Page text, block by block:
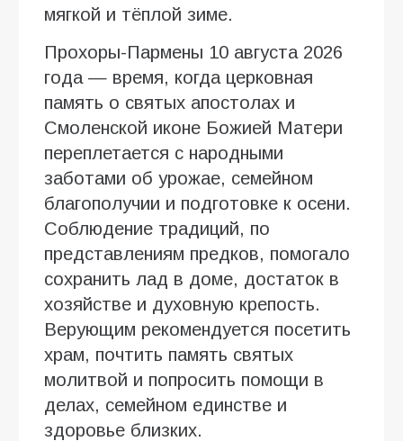
мягкой и тёплой зиме.
Прохоры-Пармены 10 августа 2026
года — время, когда церковная
память о святых апостолах и
Смоленской иконе Божией Матери
переплетается с народными
заботами об урожае, семейном
благополучии и подготовке к осени.
Соблюдение традиций, по
представлениям предков, помогало
сохранить лад в доме, достаток в
хозяйстве и духовную крепость.
Верующим рекомендуется посетить
храм, почтить память святых
молитвой и попросить помощи в
делах, семейном единстве и
здоровье близких.